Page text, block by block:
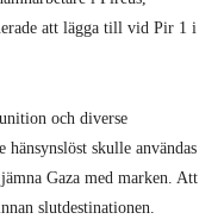
att lägga till vid Pir 1 i
och diverse
skulle användas
Gaza med marken. Att
slutdestinationen.